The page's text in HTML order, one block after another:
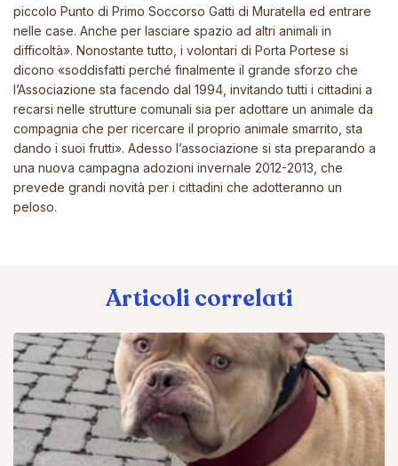
piccolo Punto di Primo Soccorso Gatti di Muratella ed entrare
nelle case. Anche per lasciare spazio ad altri animali in
difficoltà». Nonostante tutto, i volontari di Porta Portese si
dicono «soddisfatti perché finalmente il grande sforzo che
l’Associazione sta facendo dal 1994, invitando tutti i cittadini a
recarsi nelle strutture comunali sia per adottare un animale da
compagnia che per ricercare il proprio animale smarrito, sta
dando i suoi frutti». Adesso l’associazione si sta preparando a
una nuova campagna adozioni invernale 2012-2013, che
prevede grandi novità per i cittadini che adotteranno un
peloso.
Articoli correlati